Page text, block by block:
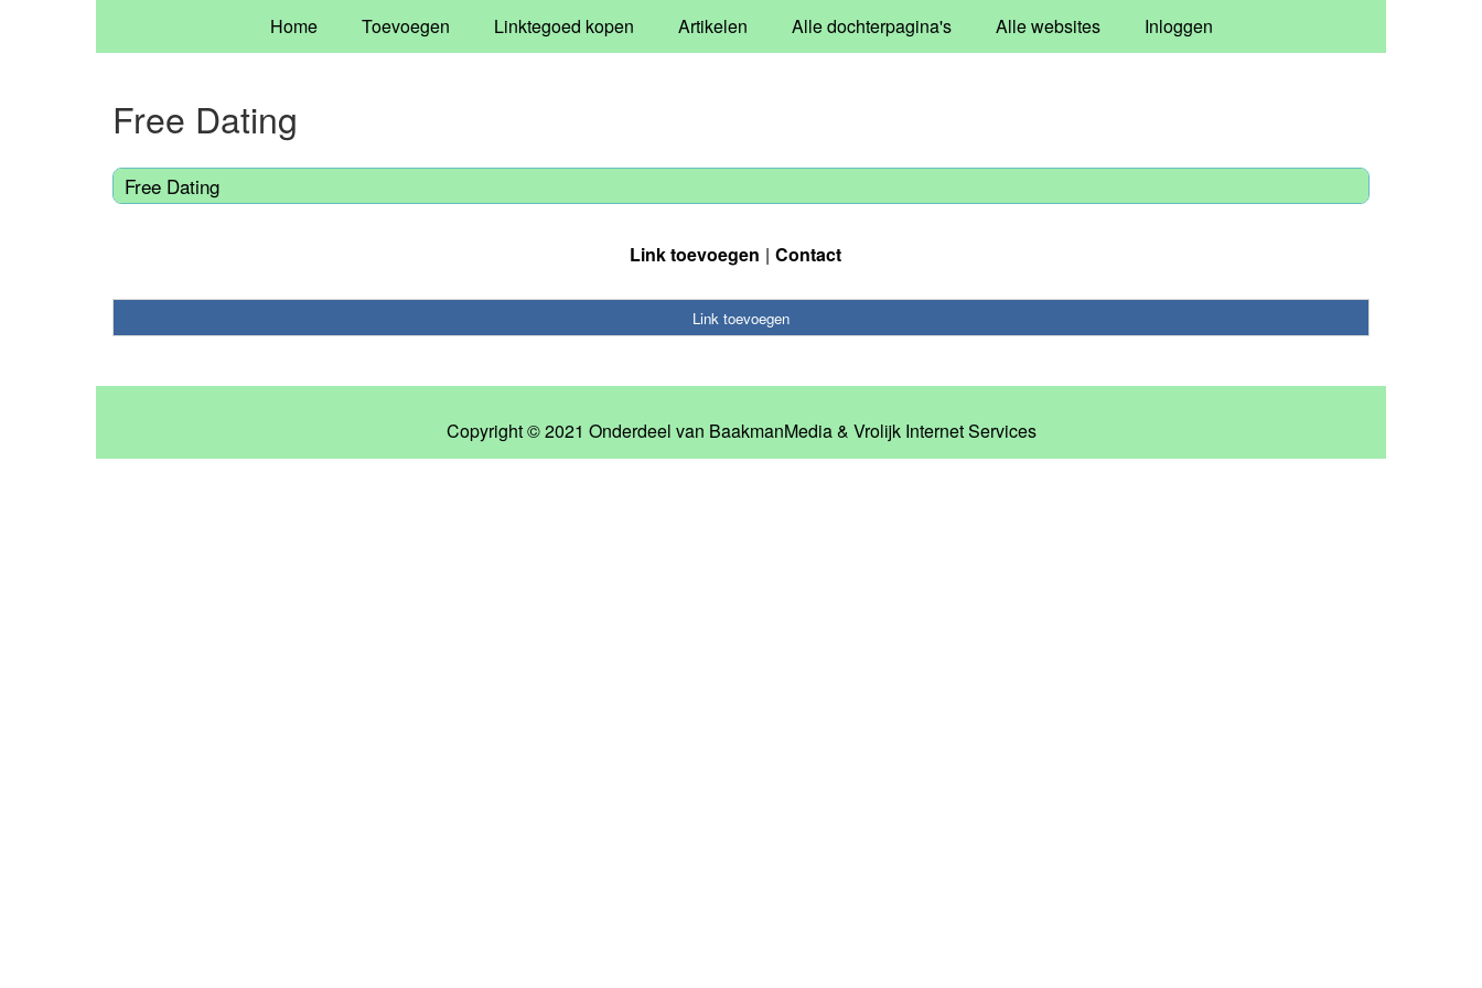
Home Toevoegen Linktegoed kopen Artikelen Alle dochterpagina's Alle websites Inloggen
Free Dating
Free Dating
Link toevoegen Contact
Link toevoegen
Copyright © 2021 Onderdeel van BaakmanMedia& Vrolijk Internet Services